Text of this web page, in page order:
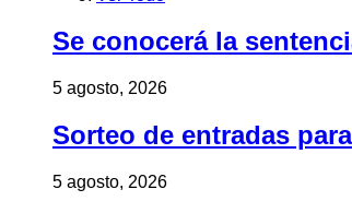
Se conocerá la
5 agosto, 2026
Sorteo de entradas
5 agosto, 2026